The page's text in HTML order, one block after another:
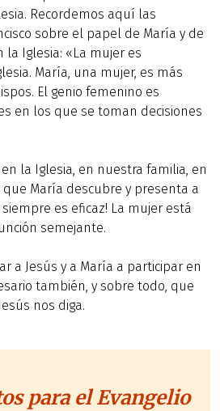
Recordemos aquí las
sobre el papel de María y de
la Iglesia: «La mujer es
María, una mujer, es más
El genio femenino es
en los que se toman decisiones
la Iglesia, en nuestra familia, en
María descubre y presenta a
siempre es eficaz! La mujer está
semejante.
a Jesús y a María a participar en
también, y sobre todo, que
nos diga.
para el Evangelio